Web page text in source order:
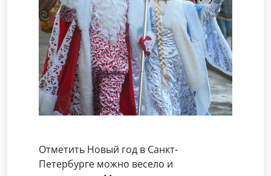
Отметить Новый год в Санкт-
Петербурге можно весело и